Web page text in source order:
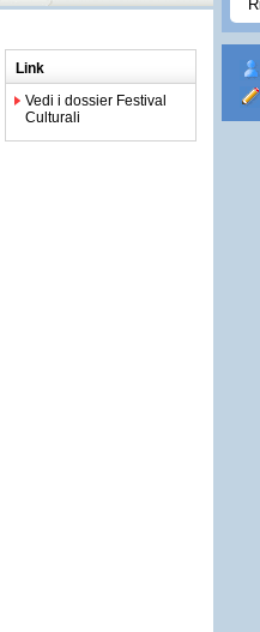
Link
Vedi i dossier Festival
Culturali